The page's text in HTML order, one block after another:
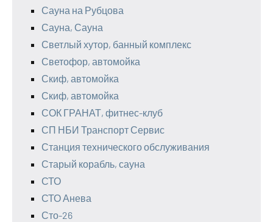
Сауна на Рубцова
Сауна, Сауна
Светлый хутор, банный комплекс
Светофор, автомойка
Скиф, автомойка
Скиф, автомойка
СОК ГРАНАТ, фитнес-клуб
СП НБИ Транспорт Сервис
Станция технического обслуживания
Старый корабль, сауна
СТО
СТО Анева
Сто-26